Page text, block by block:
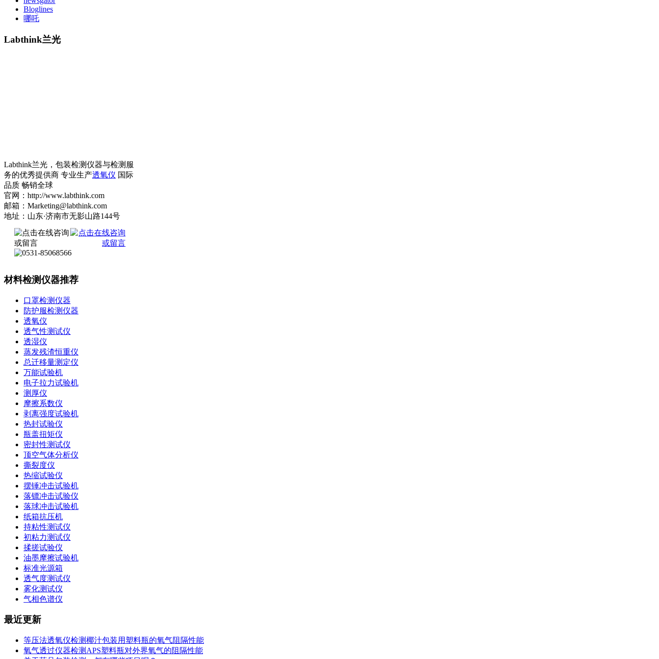
Bloglines
哪吒
Labthink兰光
Labthink兰光，包装检测仪器与检测服
务的优秀提供商 专业生产透氧仪 国际
品质 畅销全球
官网：http://www.labthink.com
邮箱：Marketing@labthink.com
地址：山东·济南市无影山路144号
材料检测仪器推荐
口罩检测仪器
防护服检测仪器
透氧仪
透气性测试仪
透湿仪
蒸发残渣恒重仪
总迁移量测定仪
万能试验机
电子拉力试验机
测厚仪
摩擦系数仪
剥离强度试验机
热封试验仪
瓶盖扭矩仪
密封性测试仪
顶空气体分析仪
撕裂度仪
热缩试验仪
摆锤冲击试验机
落镖冲击试验仪
落球冲击试验机
纸箱抗压机
持粘性测试仪
初粘力测试仪
揉搓试验仪
油墨摩擦试验机
标准光源箱
透气度测试仪
雾化测试仪
气相色谱仪
最近更新
等压法透氧仪检测椰汁包装用塑料瓶的氧气阻隔性能
氧气透过仪器检测APS塑料瓶对外界氧气的阻隔性能